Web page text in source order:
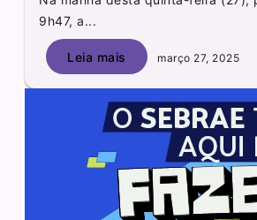
9h47, a...
Leia mais março 27, 2025